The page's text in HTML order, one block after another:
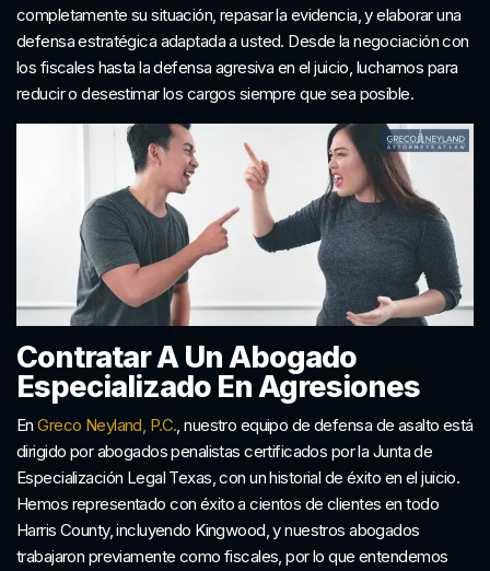
completamente su situación, repasar la evidencia, y elaborar una
defensa estratégica adaptada a usted. Desde la negociación con
los fiscales hasta la defensa agresiva en el juicio, luchamos para
reducir o desestimar los cargos siempre que sea posible.
Contratar A Un Abogado
Especializado En Agresiones
EnGreco Neyland, P.C., nuestro equipo de defensa de asalto está
dirigido por abogados penalistas certificados por la Junta de
Especialización Legal Texas, con un historial de éxito en el juicio.
Hemos representado con éxito a cientos de clientes en todo
Harris County, incluyendo Kingwood, y nuestros abogados
trabajaron previamente como fiscales, por lo que entendemos